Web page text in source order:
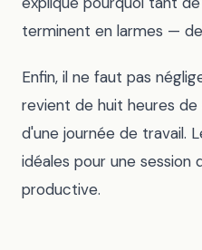
terminent en larmes —
Enfin, il ne faut pas
revient de huit heures
d'une journée de travail.
idéales pour une session
productive.